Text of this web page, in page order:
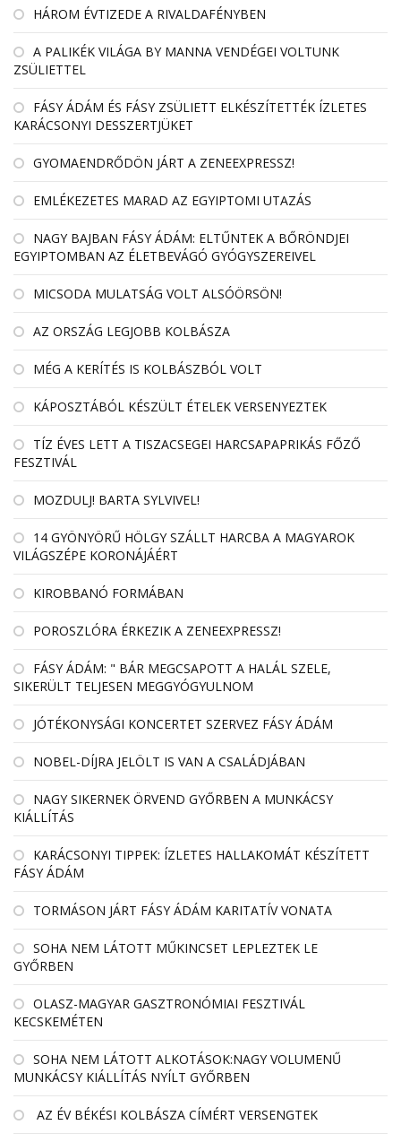
HÁROM ÉVTIZEDE A RIVALDAFÉNYBEN
A PALIKÉK VILÁGA BY MANNA VENDÉGEI VOLTUNK
ZSÜLIETTEL
FÁSY ÁDÁM ÉS FÁSY ZSÜLIETT ELKÉSZÍTETTÉK ÍZLETES
KARÁCSONYI DESSZERTJÜKET
GYOMAENDRŐDÖN JÁRT A ZENEEXPRESSZ!
EMLÉKEZETES MARAD AZ EGYIPTOMI UTAZÁS
NAGY BAJBAN FÁSY ÁDÁM: ELTŰNTEK A BŐRÖNDJEI
EGYIPTOMBAN AZ ÉLETBEVÁGÓ GYÓGYSZEREIVEL
MICSODA MULATSÁG VOLT ALSÓÖRSÖN!
AZ ORSZÁG LEGJOBB KOLBÁSZA
MÉG A KERÍTÉS IS KOLBÁSZBÓL VOLT
KÁPOSZTÁBÓL KÉSZÜLT ÉTELEK VERSENYEZTEK
TÍZ ÉVES LETT A TISZACSEGEI HARCSAPAPRIKÁS FŐZŐ
FESZTIVÁL
MOZDULJ! BARTA SYLVIVEL!
14 GYÖNYÖRŰ HÖLGY SZÁLLT HARCBA A MAGYAROK
VILÁGSZÉPE KORONÁJÁÉRT
KIROBBANÓ FORMÁBAN
POROSZLÓRA ÉRKEZIK A ZENEEXPRESSZ!
FÁSY ÁDÁM: " BÁR MEGCSAPOTT A HALÁL SZELE,
SIKERÜLT TELJESEN MEGGYÓGYULNOM
JÓTÉKONYSÁGI KONCERTET SZERVEZ FÁSY ÁDÁM
NOBEL-DÍJRA JELÖLT IS VAN A CSALÁDJÁBAN
NAGY SIKERNEK ÖRVEND GYŐRBEN A MUNKÁCSY
KIÁLLÍTÁS
KARÁCSONYI TIPPEK: ÍZLETES HALLAKOMÁT KÉSZÍTETT
FÁSY ÁDÁM
TORMÁSON JÁRT FÁSY ÁDÁM KARITATÍV VONATA
SOHA NEM LÁTOTT MŰKINCSET LEPLEZTEK LE
GYŐRBEN
OLASZ-MAGYAR GASZTRONÓMIAI FESZTIVÁL
KECSKEMÉTEN
SOHA NEM LÁTOTT ALKOTÁSOK:NAGY VOLUMENŰ
MUNKÁCSY KIÁLLÍTÁS NYÍLT GYŐRBEN
AZ ÉV BÉKÉSI KOLBÁSZA CÍMÉRT VERSENGTEK